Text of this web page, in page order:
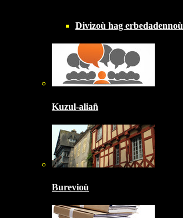
Divizoù hag erbedadennoù
Kuzul-aliañ
Burevioù